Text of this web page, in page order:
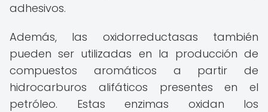
adhesivos.
Además, las oxidorreductasas también
pueden ser utilizadas en la producción de
compuestos aromáticos a partir de
hidrocarburos alifáticos presentes en el
petróleo. Estas enzimas oxidan los